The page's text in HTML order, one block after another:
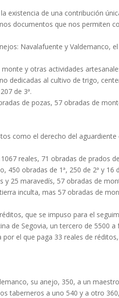
existencia de una contribución
documentos que nos permiten
Navalafuente y Valdemanco,
y otras actividades
dedicadas al cultivo de trigo,
de 3ª.
de pozas, 57 obradas de
como el derecho del
reales, 71 obradas de prados
obradas de 1ª, 250 de 2ª y 16
25 maravedís, 57 obradas de
inculta, mas 57 obradas de
que se impuso para el
de Segovia, un tercero de 5500 a
el que paga 33 reales de
su anejo, 350, a un
taberneros a uno 540 y a otro